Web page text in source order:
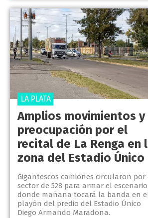
Amplios movimientos y
preocupación por el
recital de La Renga en
zona del Estadio Único
Gigantescos camiones circularon por
sector de 528 para armar el
donde mañana tocará la banda en
playón del predio del Estadio Único
Diego Armando Maradona.
LA PLATA